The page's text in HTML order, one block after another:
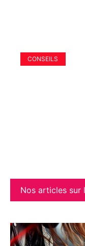
CONSEILS
Nos articles sur